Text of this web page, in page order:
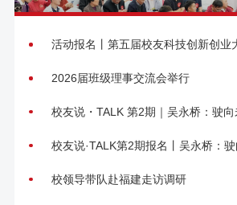
活动报名丨第五届校友科技创新创业
2026届班级理事交流会举行
校友说・TALK 第2期｜吴永桥：驶向
建与全球博弈
校友说·TALK第2期报名丨吴永桥：驶
构建与全球博弈
校领导带队赴福建走访调研